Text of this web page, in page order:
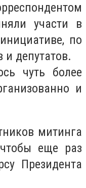
участи в
по
депутатов.
чуть более
и
митинга
еще раз
Президента